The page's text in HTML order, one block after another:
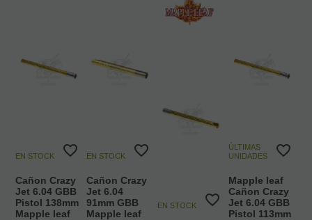
EN STOCK
Cañon Crazy
Jet 6.04 GBB
Pistol 138mm
Mapple leaf
EN STOCK
Cañon Crazy
Jet 6.04
91mm GBB
Mapple leaf
EN STOCK
ÚLTIMAS
UNIDADES
Mapple leaf
Cañon Crazy
Jet 6.04 GBB
Pistol 113mm